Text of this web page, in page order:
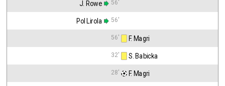
J. Rowe 56'
Pol Lirola 56'
56' F. Magri
32' S. Babicka
28' F. Magri